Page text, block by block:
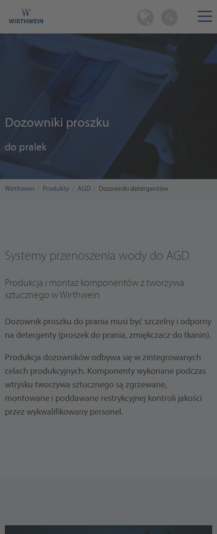
Dozowniki proszku
do pralek
Wirthwein Produkty AGD Dozowniki detergentów
Systemy przenoszenia wody do AGD
Produkcja i montaż komponentów z tworzywa
sztucznego w Wirthwein
Dozownik proszku do prania musi być szczelny i odporny
na detergenty (proszek do prania, zmiękczacz do tkanin).
Produkcja dozowników odbywa się w zintegrowanych
celach produkcyjnych. Komponenty wykonane podczas
wtrysku tworzywa sztucznego są zgrzewane,
montowane i poddawane restrykcyjnej kontroli jakości
przez wykwalifikowany personel.